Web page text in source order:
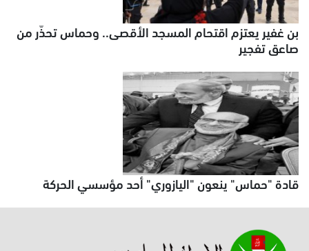
بن غفير يعتزم اقتحام المسجد الأقصى.. وحماس تحذّر من
صاعق تفجير
قادة "حماس" ينعون "اليازوري" أحد مؤسسي الحركة